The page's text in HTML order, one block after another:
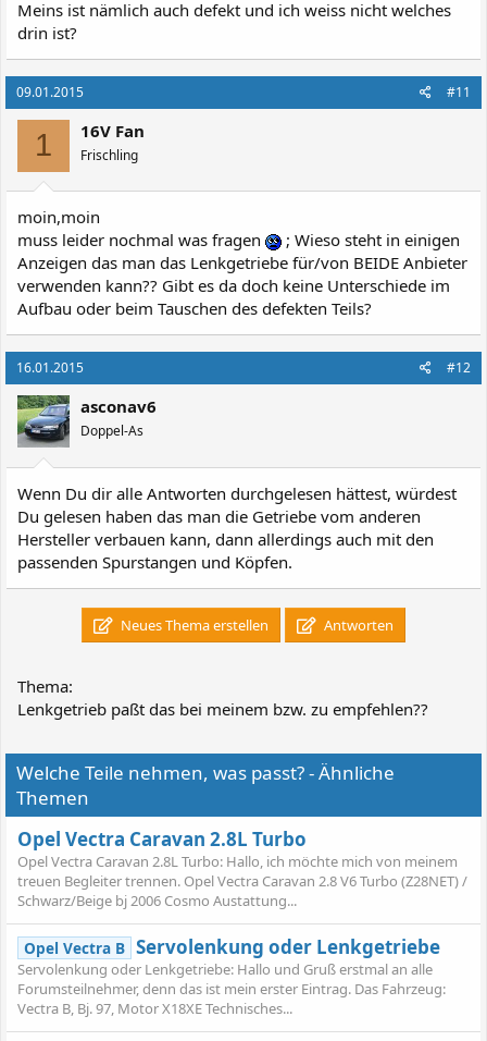
Meins ist nämlich auch defekt und ich weiss nicht welches
drin ist?
09.01.2015 #11
1 16V Fan
Frischling
moin,moin
muss leider nochmal was fragen
; Wieso steht in einigen
Anzeigen das man das Lenkgetriebe für/von BEIDE Anbieter
verwenden kann?? Gibt es da doch keine Unterschiede im
Aufbau oder beim Tauschen des defekten Teils?
16.01.2015 #12
asconav6
Doppel-As
Wenn Du dir alle Antworten durchgelesen hättest, würdest
Du gelesen haben das man die Getriebe vom anderen
Hersteller verbauen kann, dann allerdings auch mit den
passenden Spurstangen und Köpfen.
Neues Thema erstellen Antworten
Thema:
Lenkgetrieb paßt das bei meinem bzw. zu empfehlen??
Welche Teile nehmen, was passt? - Ähnliche
Themen
Opel Vectra Caravan 2.8L Turbo
Opel Vectra Caravan 2.8L Turbo: Hallo, ich möchte mich von meinem
treuen Begleiter trennen. Opel Vectra Caravan 2.8 V6 Turbo (Z28NET) /
Schwarz/Beige bj 2006 Cosmo Austattung...
Opel Vectra B Servolenkung oder Lenkgetriebe
Servolenkung oder Lenkgetriebe: Hallo und Gruß erstmal an alle
Forumsteilnehmer, denn das ist mein erster Eintrag. Das Fahrzeug:
Vectra B, Bj. 97, Motor X18XE Technisches...